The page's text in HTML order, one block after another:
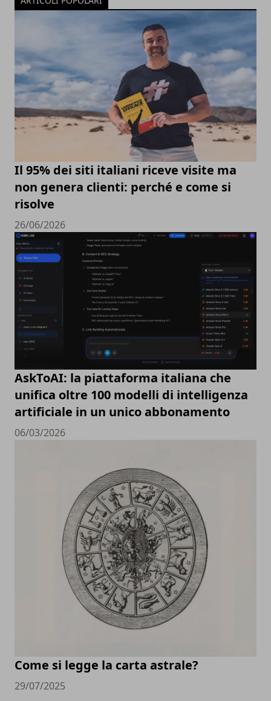
Il 95% dei siti italiani riceve visite ma
non genera clienti: perché e come si
risolve
26/06/2026
AskToAI: la piattaforma italiana che
unifica oltre 100 modelli di intelligenza
artificiale in un unico abbonamento
06/03/2026
Come si legge la carta astrale?
29/07/2025